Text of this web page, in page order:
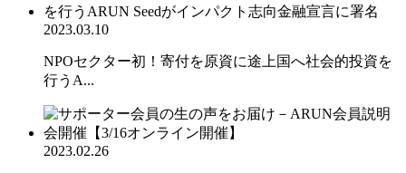
2023.03.10
NPOセクター初！寄付を原資に途上国へ社会的投資を
行うA...
2023.02.26